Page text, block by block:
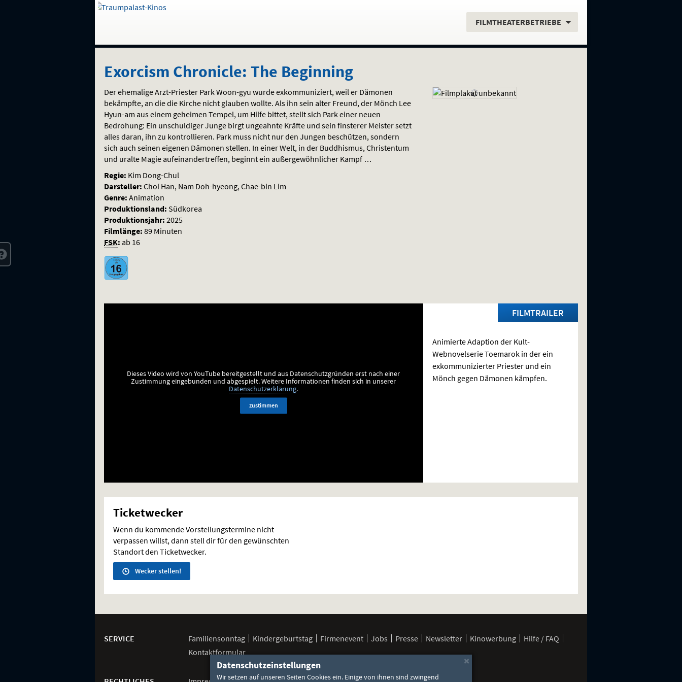
direkt
Inhalt
Menü
und
Service
Gehe
Auswahl
FILMTHEATERBETRIEBE
Exorcism
Chronicle:
The
Beginning
Exorcism Chronicle: The Beginning
Der ehemalige Arzt-Priester Park Woon-gyu wurde exkommuniziert, weil er Dämonen
bekämpfte, an die die Kirche nicht glauben wollte. Als ihn sein alter Freund, der Mönch Lee
Hyun-am aus einem geheimen Tempel, um Hilfe bittet, stellt sich Park einer neuen
Bedrohung: Ein unschuldiger Junge birgt ungeahnte Kräfte und sein finsterer Meister setzt
alles daran, ihn zu kontrollieren. Park muss nicht nur den Jungen beschützen, sondern
sich auch seinen eigenen Dämonen stellen. In einer Welt, in der Buddhismus, Christentum
und uralte Magie aufeinandertreffen, beginnt ein außergewöhnlicher Kampf …
Regie: Kim Dong-Chul
Darsteller: Choi Han, Nam Doh-hyeong, Chae-bin Lim
Genre: Animation
Produktionsland: Südkorea
Produktionsjahr: 2025
Filmlänge: 89 Minuten
FSK: ab 16
FILMTRAILER
Dieses Video wird von YouTube bereitgestellt und aus Datenschutzgründen erst nach einer
Zustimmung eingebunden und abgespielt.Weitere Informationen finden sich in unserer
Datenschutzerklärung.
zustimmen
Animierte Adaption der Kult-
Webnovelserie Toemarok in der ein
exkommunizierter Priester und ein
Mönch gegen Dämonen kämpfen.
Ticketwecker
Wenn du kommende Vorstellungstermine nicht
verpassen willst, dann stell dir für den gewünschten
Standort den Ticketwecker.
Wecker stellen!
SERVICE Familiensonntag Kindergeburtstag Firmenevent Jobs Presse Newsletter Kinowerbung
Hilfe / FAQ
Kontaktformular
×
Datenschutzeinstellungen
Wir setzen auf unseren Seiten Cookies ein. Einige von ihnen sind zwingend